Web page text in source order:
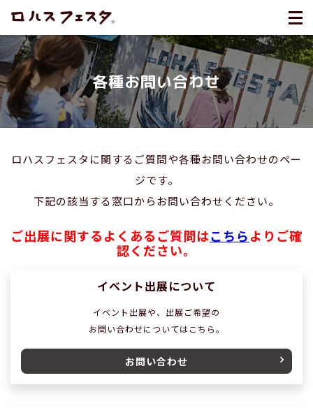
各種お問い合わせ
ロハスフェスタに関するご質問や各種お問い合わせのペー
ジです。
下記の該当する窓口からお問い合わせください。
ご出展に関するよくあるご質問はこちらよりご確
認ください。
イベント出展について
イベント出展や、出展ご希望の
お問い合わせについてはこちら。
お問い合わせ